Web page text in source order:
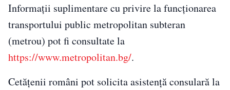
Informaţii suplimentare cu privire la funcţionarea
transportului public metropolitan subteran
(metrou) pot fi consultate la
https://www.metropolitan.bg/.
Cetăţenii români pot solicita asistenţă consulară la